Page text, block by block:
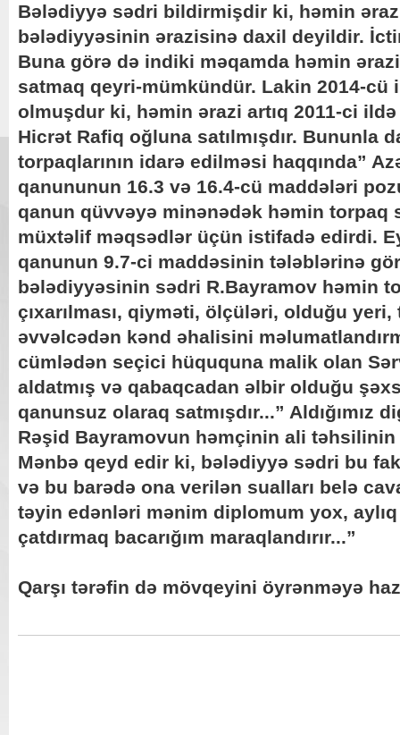
Bələdiyyə sədri bildirmişdir ki, həmin
bələdiyyəsinin ərazisinə daxil deyildir.
Buna görə də indiki məqamda həmin
satmaq qeyri-mümkündür. Lakin 2014-cü
olmuşdur ki, həmin ərazi artıq 2011-ci
Hicrət Rafiq oğluna satılmışdır. Bununla
torpaqlarının idarə edilməsi haqqında”
qanununun 16.3 və 16.4-cü maddələri
qanun qüvvəyə minənədək həmin torpaq
müxtəlif məqsədlər üçün istifadə edirdi.
qanunun 9.7-ci maddəsinin tələblərinə
bələdiyyəsinin sədri R.Bayramov həmin
çıxarılması, qiyməti, ölçüləri, olduğu yeri,
əvvəlcədən kənd əhalisini
cümlədən seçici hüququna malik olan
aldatmış və qabaqcadan əlbir olduğu
qanunsuz olaraq satmışdır...” Aldığımız
Rəşid Bayramovun həmçinin ali təhsilinin
Mənbə qeyd edir ki, bələdiyyə sədri bu
və bu barədə ona verilən sualları belə
təyin edənləri mənim diplomum yox, aylıq
çatdırmaq bacarığım maraqlandırır...”
Qarşı tərəfin də mövqeyini öyrənməyə